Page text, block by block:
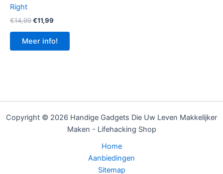
Right
€14,99Oorspronkelijke
was:
€14,99.
€11,99
is:
€11,99.
Meer info!
Copyright © 2026 Handige Gadgets Die Uw Leven Makkelijker
Maken - Lifehacking Shop
Home
Aanbiedingen
Sitemap